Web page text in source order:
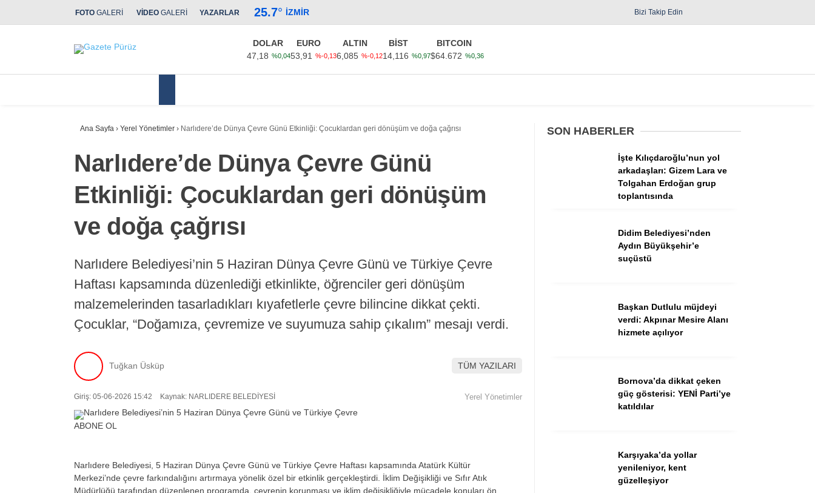
Yerel Yönetimler
Dünya
FOTO GALERİ VİDEO GALERİ YAZARLAR 25.7° İZMIR Bizi Takip Edin
DOLAR
47,18 %0,04
EURO
53,91
%-0,13
ALTIN
6,085 %-0,12
BİST
14,116 %0,97
BITCOIN
$64.672 %0,36
Ana Sayfa › Yerel Yönetimler › Narlıdere’de Dünya Çevre Günü Etkinliği: Çocuklardan geri dönüşüm ve doğa çağrısı
Narlıdere’de Dünya Çevre Günü
Etkinliği: Çocuklardan geri dönüşüm
ve doğa çağrısı
Narlıdere Belediyesi’nin 5 Haziran Dünya Çevre Günü ve Türkiye Çevre
Haftası kapsamında düzenlediği etkinlikte, öğrenciler geri dönüşüm
malzemelerinden tasarladıkları kıyafetlerle çevre bilincine dikkat çekti.
Çocuklar, “Doğamıza, çevremize ve suyumuza sahip çıkalım” mesajı verdi.
Tuğkan Üsküp TÜM YAZILARI
Giriş: 05-06-2026 15:42 Kaynak: NARLIDERE BELEDİYESİ Yerel Yönetimler
ABONE OL
Narlıdere Belediyesi, 5 Haziran Dünya Çevre Günü ve Türkiye Çevre Haftası kapsamında Atatürk Kültür
Merkezi’nde çevre farkındalığını artırmaya yönelik özel bir etkinlik gerçekleştirdi. İklim Değişikliği ve Sıfır Atık
Müdürlüğü tarafından düzenlenen programda, çevrenin korunması ve iklim değişikliğiyle mücadele konuları ön
SON HABERLER
İşte Kılıçdaroğlu’nun yol
arkadaşları: Gizem Lara ve
Tolgahan Erdoğan grup
toplantısında
Didim Belediyesi’nden
Aydın Büyükşehir’e
suçüstü
Başkan Dutlulu müjdeyi
verdi: Akpınar Mesire Alanı
hizmete açılıyor
Bornova’da dikkat çeken
güç gösterisi: YENİ Parti’ye
katıldılar
Karşıyaka’da yollar
yenileniyor, kent
güzelleşiyor